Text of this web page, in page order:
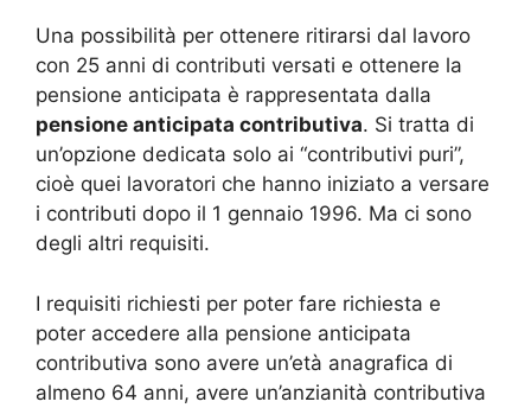
Una possibilità per ottenere ritirarsi dal lavoro
con 25 anni di contributi versati e ottenere la
pensione anticipata è rappresentata dalla
pensione anticipata contributiva. Si tratta di
un’opzione dedicata solo ai “contributivi puri”,
cioè quei lavoratori che hanno iniziato a versare
i contributi dopo il 1 gennaio 1996. Ma ci sono
degli altri requisiti.
I requisiti richiesti per poter fare richiesta e
poter accedere alla pensione anticipata
contributiva sono avere un’età anagrafica di
almeno 64 anni, avere un’anzianità contributiva